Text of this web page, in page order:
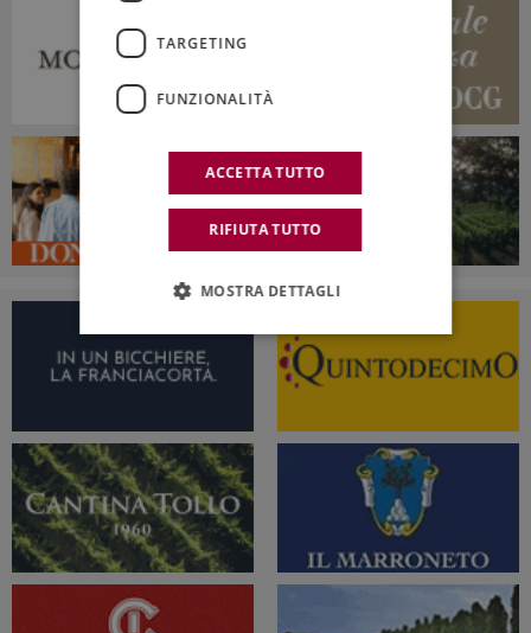
TARGETING
FUNZIONALITÀ
ACCETTA TUTTO
RIFIUTA TUTTO
MOSTRA DETTAGLI